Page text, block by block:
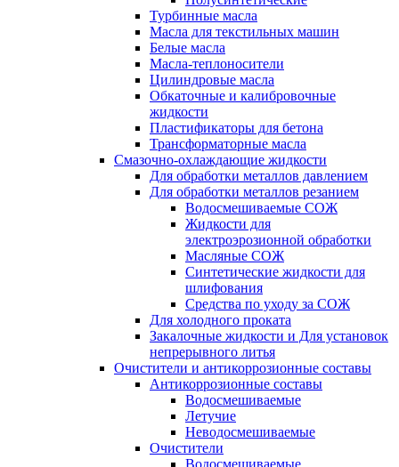
Турбинные масла
Масла для текстильных машин
Белые масла
Масла-теплоносители
Цилиндровые масла
Обкаточные и калибровочные
жидкости
Пластификаторы для бетона
Трансформаторные масла
Смазочно-охлаждающие жидкости
Для обработки металлов давлением
Для обработки металлов резанием
Водосмешиваемые СОЖ
Жидкости для
электроэрозионной обработки
Масляные СОЖ
Синтетические жидкости для
шлифования
Средства по уходу за СОЖ
Для холодного проката
Закалочные жидкости и Для установок
непрерывного литья
Очистители и антикоррозионные составы
Антикоррозионные составы
Водосмешиваемые
Летучие
Неводосмешиваемые
Очистители
Водосмешиваемые